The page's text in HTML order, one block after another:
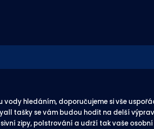
vody hledáním, doporučujeme si vše
tašky se vám budou hodit na delší
zipy, polstrování a udrží tak vaše